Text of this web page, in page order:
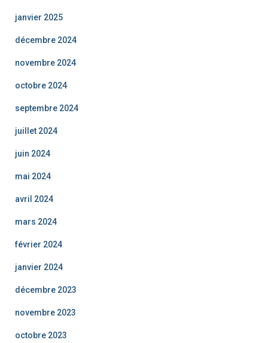
janvier 2025
décembre 2024
novembre 2024
octobre 2024
septembre 2024
juillet 2024
juin 2024
mai 2024
avril 2024
mars 2024
février 2024
janvier 2024
décembre 2023
novembre 2023
octobre 2023